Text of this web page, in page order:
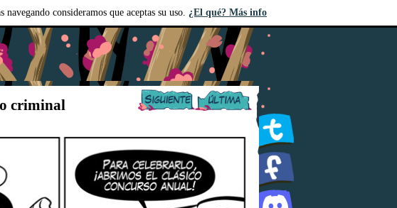
consideramos que aceptas su uso. ¿El qué? Más info
criminal